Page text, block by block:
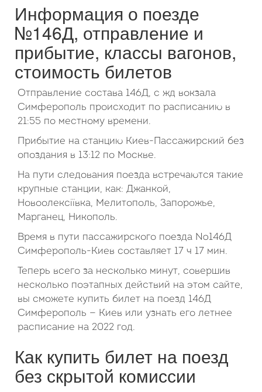
Информация о поезде
№146Д, отправление и
прибытие, классы вагонов,
стоимость билетов
Отправление состава 146Д, с жд вокзала
Симферополь происходит по расписанию в
21:55 по местному времени.
Прибытие на станцию Киев-Пассажирский без
опоздания в 13:12 по Москве.
На пути следования поезда встречаются такие
крупные станции, как: Джанкой,
Новоолексіївка, Мелитополь, Запорожье,
Марганец, Никополь.
Время в пути пассажирского поезда №146Д
Симферополь-Киев составляет 17 ч 17 мин.
Теперь всего за несколько минут, совершив
несколько поэтапных действий на этом сайте,
вы сможете купить билет на поезд 146Д
Симферополь — Киев или узнать его летнее
расписание на 2022 год.
Как купить билет на поезд
без скрытой комиссии